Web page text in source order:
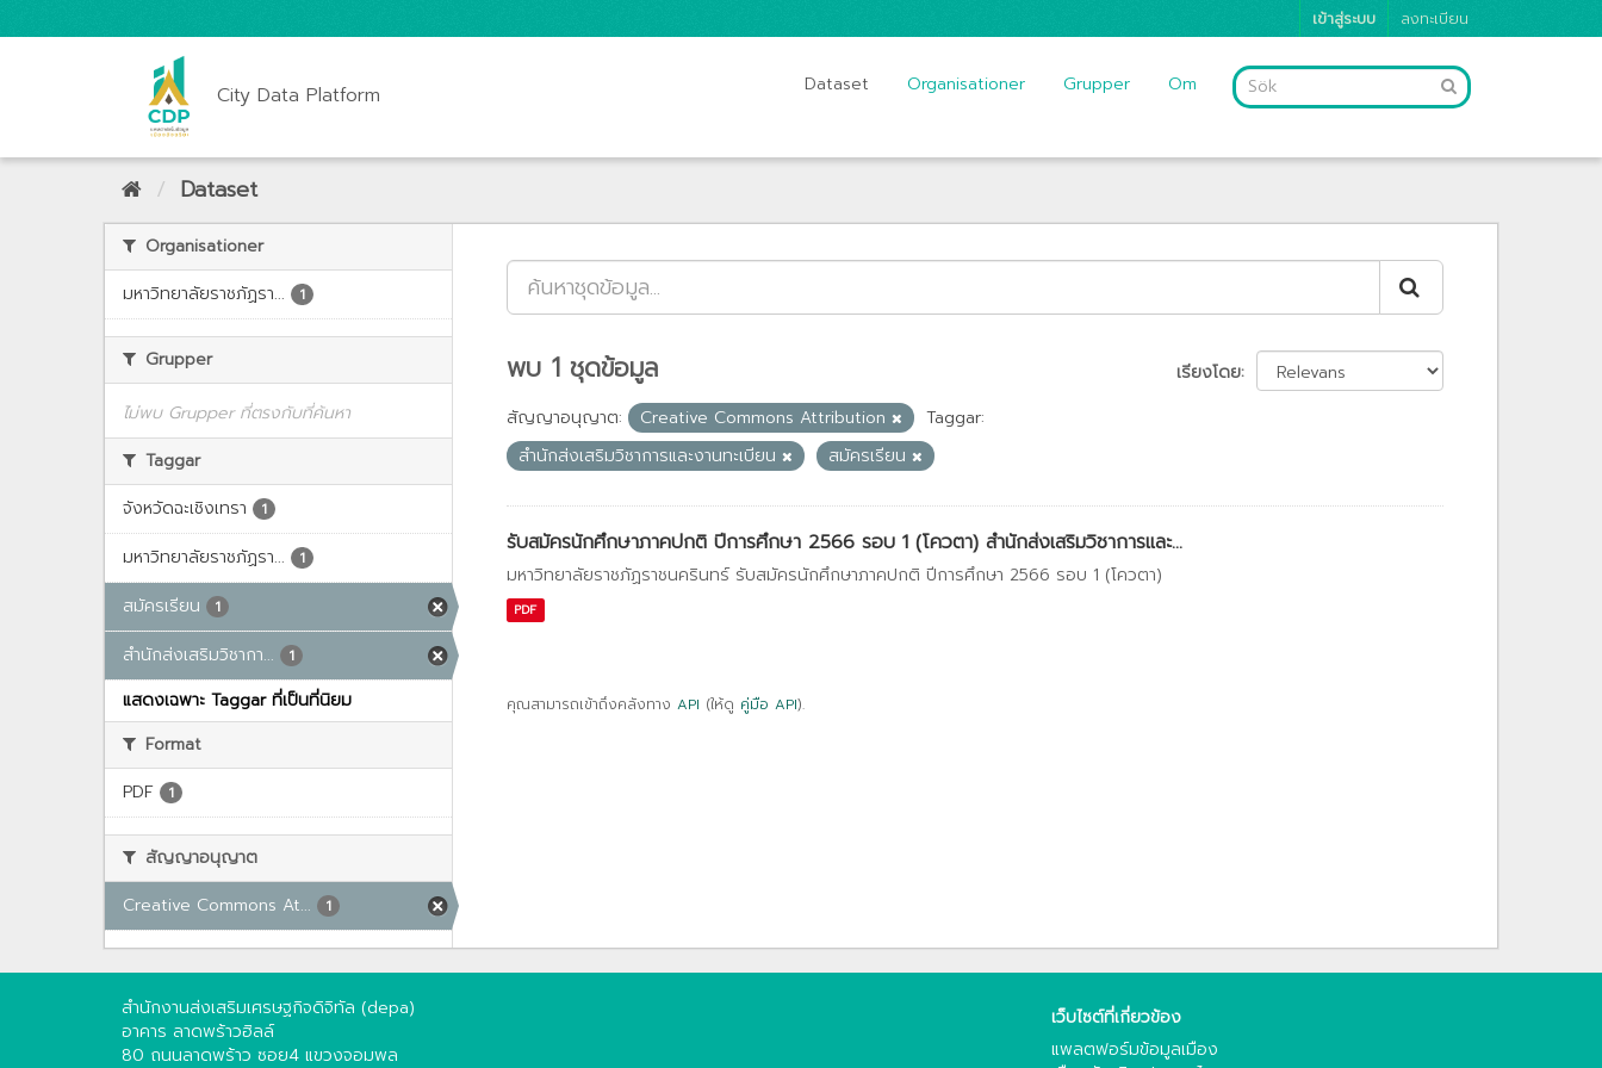
เข้าสู่ระบบ ลงทะเบียน
City Data Platform Dataset Organisationer Grupper Om
Dataset
Organisationer
มหาวิทยาลัยราชภัฏรา...
1
Grupper
ไม่พบ Grupper ที่ตรงกับที่ค้นหา
Taggar
จังหวัดฉะเชิงเทรา
1
มหาวิทยาลัยราชภัฏรา... 1
สมัครเรียน 1
สำนักส่งเสริมวิชากา... 1
แสดงเฉพาะ Taggar ที่เป็นที่นิยม
Format
PDF
1
สัญญาอนุญาต
Creative Commons At...
1
เรียงโดย
พบ 1 ชุดข้อมูล
สัญญาอนุญาต: Creative Commons Attribution
Taggar:
สำนักส่งเสริมวิชาการและงานทะเบียน
สมัครเรียน
รับสมัครนักศึกษาภาคปกติ ปีการศึกษา 2566 รอบ 1 (โควตา) สำนักส่งเสริมวิชาการและ...
มหาวิทยาลัยราชภัฏราชนครินทร์ รับสมัครนักศึกษาภาคปกติ ปีการศึกษา 2566 รอบ 1 (โควตา)
PDF
คุณสามารถเข้าถึงคลังทาง API (ให้ดู คู่มือ API).
สำนักงานส่งเสริมเศรษฐกิจดิจิทัล (depa)
อาคาร ลาดพร้าวฮิลล์
80 ถนนลาดพร้าว ซอย4 แขวงจอมพล
เว็บไซต์ที่เกี่ยวข้อง
แพลตฟอร์มข้อมูลเมือง